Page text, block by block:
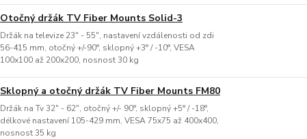
Otočný držák TV Fiber Mounts Solid-3
Držák na televize 23" - 55", nastavení vzdálenosti od zdi
56-415 mm, otočný +/-90°, sklopný +3° / -10°, VESA
100x100 až 200x200, nosnost 30 kg
Sklopný a otočný držák TV Fiber Mounts FM80
Držák na Tv 32" - 62", otočný +/- 90°, sklopný +5° / -18°,
délkové nastavení 105-429 mm, VESA 75x75 až 400x400,
nosnost 35 kg